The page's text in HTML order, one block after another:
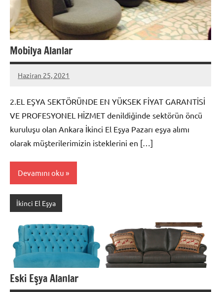
Mobilya Alanlar
Haziran 25, 2021
admin
2.EL EŞYA SEKTÖRÜNDE EN YÜKSEK FİYAT GARANTİSİ
VE PROFESYONEL HİZMET denildiğinde sektörün öncü
kuruluşu olan Ankara İkinci El Eşya Pazarı eşya alımı
olarak müşterilerimizin isteklerini en […]
Devamını oku
İkinci El Eşya
Eski Eşya Alanlar